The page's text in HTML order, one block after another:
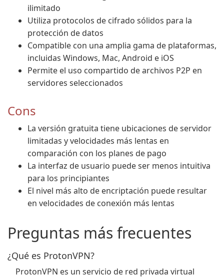
ilimitado
Utiliza protocolos de cifrado sólidos para la
protección de datos
Compatible con una amplia gama de plataformas,
incluidas Windows, Mac, Android e iOS
Permite el uso compartido de archivos P2P en
servidores seleccionados
Cons
La versión gratuita tiene ubicaciones de servidor
limitadas y velocidades más lentas en
comparación con los planes de pago
La interfaz de usuario puede ser menos intuitiva
para los principiantes
El nivel más alto de encriptación puede resultar
en velocidades de conexión más lentas
Preguntas más frecuentes
¿Qué es ProtonVPN?
ProtonVPN es un servicio de red privada virtual